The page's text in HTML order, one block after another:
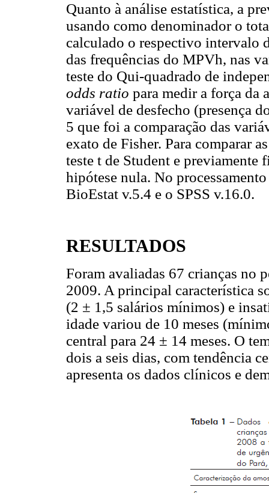
Quanto à análise estatística, a
usando como denominador o
calculado o respectivo intervalo
das frequências do MPVh, nas
teste do Qui-quadrado de
odds ratio para medir a força da
variável de desfecho (presença
5 que foi a comparação das
exato de Fisher. Para comparar
teste t de Student e
hipótese nula. No
BioEstat v.5.4 e o SPSS v.16.0.
RESULTADOS
Foram avaliadas 67 crianças no
2009. A principal característica
(2 ± 1,5 salários mínimos) e
idade variou de 10 meses
central para 24 ± 14 meses. O
dois a seis dias, com tendência
apresenta os dados clínicos e